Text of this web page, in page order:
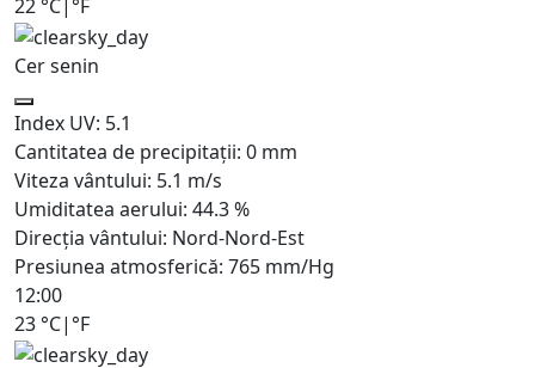
22 °C| °F
Cer senin
Index UV: 5.1
Cantitatea de precipitații: 0 mm
Viteza vântului: 5.1 m/s
Umiditatea aerului: 44.3%
Direcția vântului: Nord-Nord-Est
Presiunea atmosferică: 765 mm/Hg
12:00
23 °C| °F